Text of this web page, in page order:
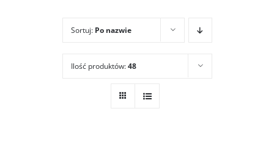
Sortuj: Po nazwie
Ilość produktów:48